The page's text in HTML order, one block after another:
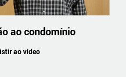
ao condomínio
ao vídeo